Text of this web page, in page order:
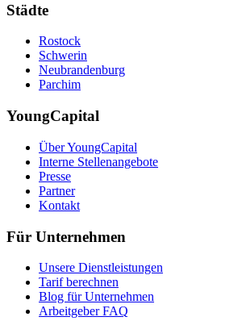
Städte
Rostock
Schwerin
Neubrandenburg
Parchim
YoungCapital
Über YoungCapital
Interne Stellenangebote
Presse
Partner
Kontakt
Für Unternehmen
Unsere Dienstleistungen
Tarif berechnen
Blog für Unternehmen
Arbeitgeber FAQ